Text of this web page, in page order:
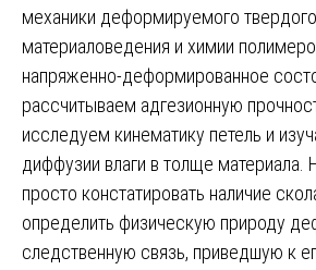
механики деформируемого твердого
материаловедения и химии
напряженно-деформированное
рассчитываем адгезионную
исследуем кинематику петель и
диффузии влаги в толще материала.
просто констатировать наличие
определить физическую природу
следственную связь, приведшую к